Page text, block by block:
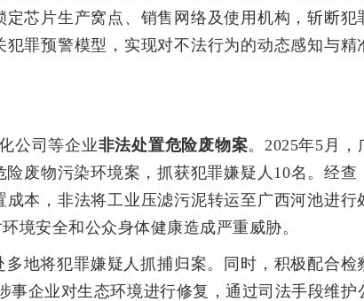
芯片生产窝点、销售网络及使用机构，斩断犯
罪预警模型，实现对不法行为的动态感知与精
公司等企业非法处置危险废物案。2025年5月，
废物污染环境案，抓获犯罪嫌疑人10名。经查
本，非法将工业压滤污泥转运至广西河池进行
境安全和公众身体健康造成严重威胁。
地将犯罪嫌疑人抓捕归案。同时，积极配合检
企业对生态环境进行修复，通过司法手段维护